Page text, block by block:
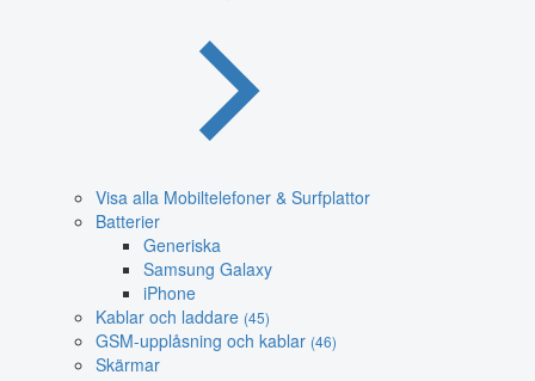
Visa alla Mobiltelefoner & Surfplattor
Batterier
Generiska
Samsung Galaxy
iPhone
Kablar och laddare (45)
GSM-upplåsning och kablar (46)
Skärmar